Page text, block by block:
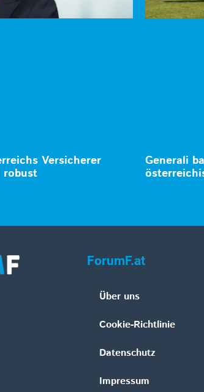
Versicherer
robust
Generali
ForumF.at
Über uns
Cookie-Richtlinie
Datenschutz
Impressum